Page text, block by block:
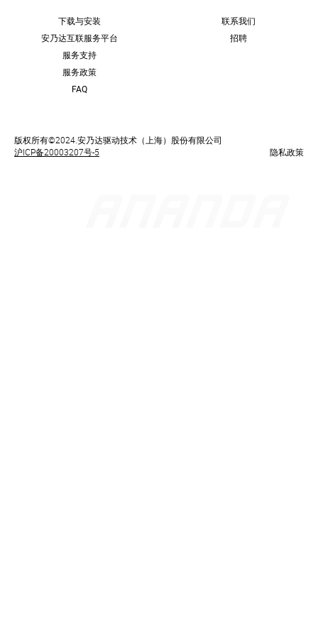
下载与安装
安乃达互联服务平台
服务支持
服务政策
FAQ
联系我们
招聘
版权所有©2024.安乃达驱动技术（上海）股份有限公司
沪ICP备20003207号-5
隐私政策